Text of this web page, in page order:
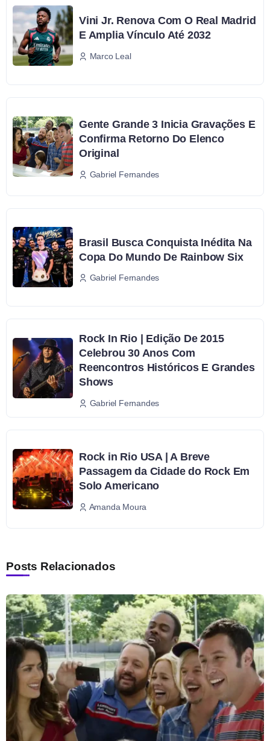
Vini Jr. Renova Com O Real Madrid
E Amplia Vínculo Até 2032
Marco Leal
Gente Grande 3 Inicia Gravações E
Confirma Retorno Do Elenco
Original
Gabriel Fernandes
Brasil Busca Conquista Inédita Na
Copa Do Mundo De Rainbow Six
Gabriel Fernandes
Rock In Rio | Edição De 2015
Celebrou 30 Anos Com
Reencontros Históricos E Grandes
Shows
Gabriel Fernandes
Rock in Rio USA | A Breve
Passagem da Cidade do Rock Em
Solo Americano
Amanda Moura
Posts Relacionados